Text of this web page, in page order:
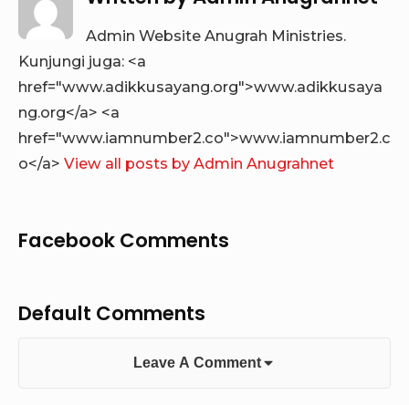
Admin Website Anugrah Ministries.
Kunjungi juga: <a
href="www.adikkusayang.org">www.adikkusaya
ng.org</a> <a
href="www.iamnumber2.co">www.iamnumber2.c
o</a> View all posts by Admin Anugrahnet
Facebook Comments
Default Comments
Leave A Comment